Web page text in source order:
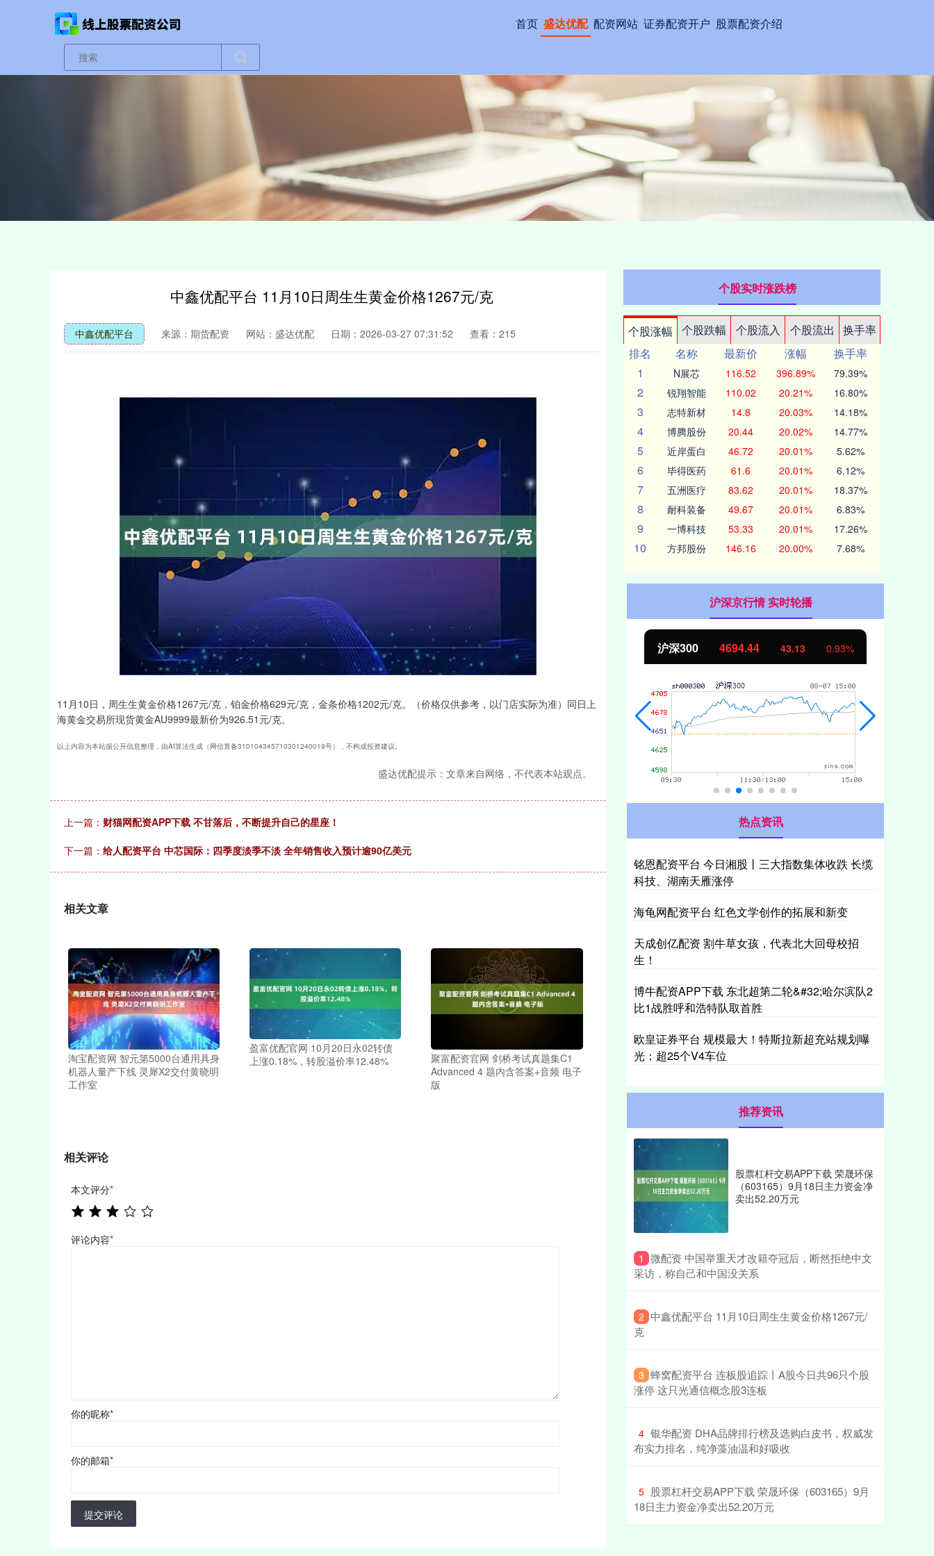
首页 盛达优配 配资网站 证券配资开户 股票配资介绍
中鑫优配平台 11月10日周生生黄金价格1267元/克
中鑫优配平台 来源：期货配资 网站：盛达优配 日期：2026-03-27 07:31:52 查看：215
11月10日，周生生黄金价格1267元/克，铂金价格629元/克，金条价格1202元/克。（价格仅供参考，以门店实际为准）同日上
海黄金交易所现货黄金AU9999最新价为926.51元/克。
以上内容为本站据公开信息整理，由AI算法生成（网信算备310104345710301240019号），不构成投资建议。
盛达优配提示：文章来自网络，不代表本站观点。
上一篇： 财猫网配资APP下载 不甘落后，不断提升自己的星座！
下一篇： 给人配资平台 中芯国际：四季度淡季不淡 全年销售收入预计逾90亿美元
相关文章
淘宝配资网 智元第5000台通用具身
机器人量产下线 灵犀X2交付黄晓明
工作室
盈富优配官网 10月20日永02转债
上涨0.18%，转股溢价率12.48%
聚富配资官网 剑桥考试真题集C1
Advanced 4 题内含答案+音频 电子
版
相关评论
本文评分*
评论内容*
你的昵称*
你的邮箱*
提交评论
个股实时涨跌榜
个股涨幅 个股跌幅 个股流入 个股流出
换手率
排名
名称 最新价 涨幅
换手率
1
N展芯 116.52 396.89% 79.39%
2 锐翔智能 110.02 20.21% 16.80%
3 志特新材 14.8 20.03% 14.18%
4 博腾股份 20.44 20.02% 14.77%
5 近岸蛋白 46.72 20.01% 5.62%
6 毕得医药 61.6 20.01% 6.12%
7 五洲医疗 83.62 20.01% 18.37%
8 耐科装备 49.67 20.01% 6.83%
9 一博科技 53.33 20.01% 17.26%
10 方邦股份 146.16 20.00% 7.68%
沪深京行情 实时轮播
深证成指 14311.01 200.89 1.42% 沪深300 4694.44 北证50 1134.24 11.37 1.01%
热点资讯
铭恩配资平台 今日湘股丨三大指数集体收跌 长缆
科技、湖南天雁涨停
海龟网配资平台 红色文学创作的拓展和新变
天成创亿配资 割牛草女孩，代表北大回母校招
生！
博牛配资APP下载 东北超第二轮&#32;哈尔滨队2
比1战胜呼和浩特队取首胜
欧皇证券平台 规模最大！特斯拉新超充站规划曝
光：超25个V4车位
推荐资讯
股票杠杆交易APP下载 荣晟环保
（603165）9月18日主力资金净
卖出52.20万元
1 ​微配资 中国举重天才改籍夺冠后，断然拒绝中文
采访，称自己和中国没关系
2 ​中鑫优配平台 11月10日周生生黄金价格1267元/
克
3 ​蜂窝配资平台 连板股追踪丨A股今日共96只个股
涨停 这只光通信概念股3连板
4 ​银华配资 DHA品牌排行榜及选购白皮书，权威发
布实力排名，纯净藻油温和好吸收
5 ​股票杠杆交易APP下载 荣晟环保（603165）9月
18日主力资金净卖出52.20万元